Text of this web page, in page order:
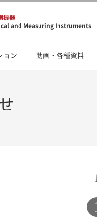
機器
and Measuring Instruments
ョン 動画・各種資料
1